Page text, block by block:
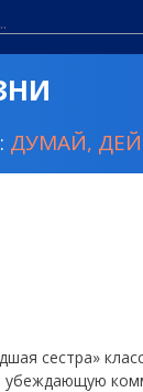
ДУМАЙ,
сестра»
убеждающую